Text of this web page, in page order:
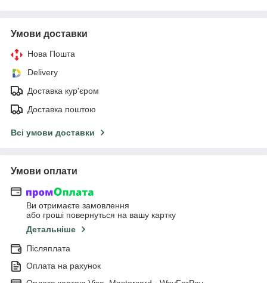
Умови доставки
Нова Пошта
Delivery
Доставка кур'єром
Доставка поштою
Всі умови доставки
Умови оплати
Ви отримаєте замовлення
або гроші повернуться на вашу картку
Детальніше
Післяплата
Оплата на рахунок